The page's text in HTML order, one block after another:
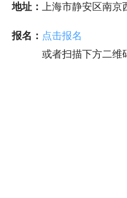
地址： 上海市静安区南京
报名： 点击报名
或者扫描下方二维